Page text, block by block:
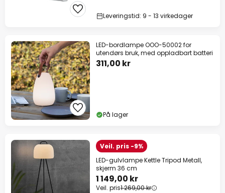
Leveringstid: 9 - 13 virkedager
LED-bordlampe OOO-50002 for
utendørs bruk, med oppladbart batteri
311,00 kr
På lager
Veil. pris -9%
LED-gulvlampe Kettle Tripod Metall,
skjerm 36 cm
1 149,00 kr
Veil. pris1 269,00 kr